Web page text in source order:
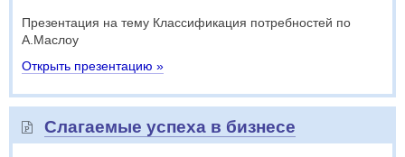
Презентация на тему Классификация потребностей по
А.Маслоу
Открыть презентацию »
Слагаемые успеха в бизнесе